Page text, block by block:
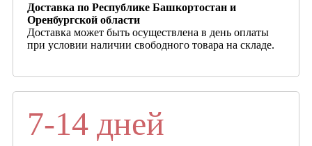
Доставка по Республике Башкортостан и
Оренбургской области
Доставка может быть осуществлена в день оплаты
при условии наличии свободного товара на складе.
7-14 дней